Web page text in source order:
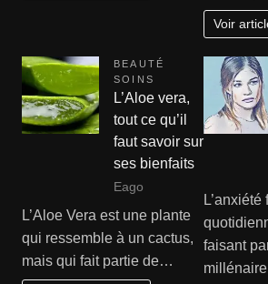
Voir
BEAUTÉ
SOINS
L’Aloe vera,
tout ce qu’il
faut savoir sur
ses bienfaits
Eago
L’Aloe Vera est une plante
qui ressemble à un cactus,
mais qui fait partie de…
faisant